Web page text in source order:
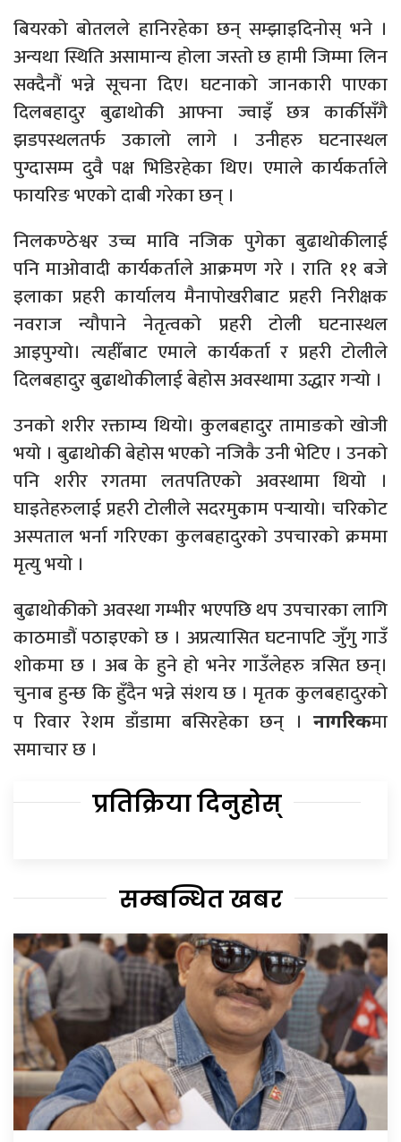
बियरको बोतलले हानिरहेका छन् सम्झाइदिनोस् भने ।
अन्यथा स्थिति असामान्य होला जस्तो छ हामी जिम्मा लिन
सक्दैनौं भन्ने सूचना दिए। घटनाको जानकारी पाएका
दिलबहादुर बुढाथोकी आफ्ना ज्वाइँ छत्र कार्कीसँगै
झडपस्थलतर्फ उकालो लागे । उनीहरु घटनास्थल
पुग्दासम्म दुवै पक्ष भिडिरहेका थिए। एमाले कार्यकर्ताले
फायरिङ भएको दाबी गरेका छन् ।
निलकण्ठेश्वर उच्च मावि नजिक पुगेका बुढाथोकीलाई
पनि माओवादी कार्यकर्ताले आक्रमण गरे । राति ११ बजे
इलाका प्रहरी कार्यालय मैनापोखरीबाट प्रहरी निरीक्षक
नवराज न्यौपाने नेतृत्वको प्रहरी टोली घटनास्थल
आइपुग्यो। त्यहीँबाट एमाले कार्यकर्ता र प्रहरी टोलीले
दिलबहादुर बुढाथोकीलाई बेहोस अवस्थामा उद्धार गर्‍यो ।
उनको शरीर रक्ताम्य थियो। कुलबहादुर तामाङको खोजी
भयो । बुढाथोकी बेहोस भएको नजिकै उनी भेटिए । उनको
पनि शरीर रगतमा लतपतिएको अवस्थामा थियो ।
घाइतेहरुलाई प्रहरी टोलीले सदरमुकाम पर्‍यायो। चरिकोट
अस्पताल भर्ना गरिएका कुलबहादुरको उपचारको क्रममा
मृत्यु भयो ।
बुढाथोकीको अवस्था गम्भीर भएपछि थप उपचारका लागि
काठमाडौं पठाइएको छ । अप्रत्यासित घटनापटि जुँगु गाउँ
शोकमा छ । अब के हुने हो भनेर गाउँलेहरु त्रसित छन्।
चुनाब हुन्छ कि हुँदैन भन्ने संशय छ । मृतक कुलबहादुरको
प रिवार रेशम डाँडामा बसिरहेका छन् । नागरिकमा
समाचार छ ।
प्रतिक्रिया दिनुहोस्
सम्बन्धित खबर